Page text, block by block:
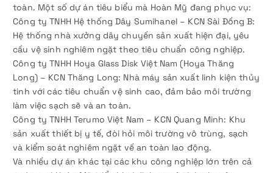
toàn. Một số dự án tiêu biểu mà Hoàn Mỹ đang phục vụ:
Công ty TNHH Hệ thống Dây Sumihanel – KCN Sài Đồng B:
Hệ thống nhà xưởng dây chuyền sản xuất hiện đại, yêu
cầu vệ sinh nghiêm ngặt theo tiêu chuẩn công nghiệp.
Công ty TNHH Hoya Glass Disk Việt Nam (Hoya Thăng
Long) – KCN Thăng Long: Nhà máy sản xuất linh kiện thủy
tinh với các tiêu chuẩn vệ sinh cao, đảm bảo môi trường
làm việc sạch sẽ và an toàn.
Công ty TNHH Terumo Việt Nam – KCN Quang Minh: Khu
sản xuất thiết bị y tế, đòi hỏi môi trường vô trùng, sạch
và kiểm soát nghiêm ngặt về an toàn lao động.
Và nhiều dự án khác tại các khu công nghiệp lớn trên cả